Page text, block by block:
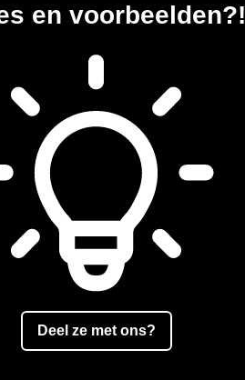
en voorbeelden?!
Deel ze met ons?